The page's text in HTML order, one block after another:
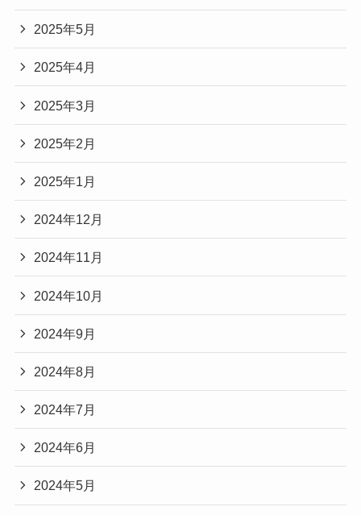
2025年5月
2025年4月
2025年3月
2025年2月
2025年1月
2024年12月
2024年11月
2024年10月
2024年9月
2024年8月
2024年7月
2024年6月
2024年5月